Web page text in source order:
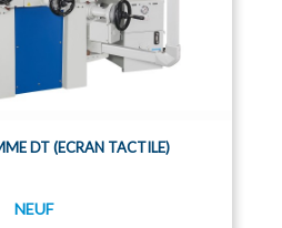
DT (ECRAN TACTILE)
NEUF